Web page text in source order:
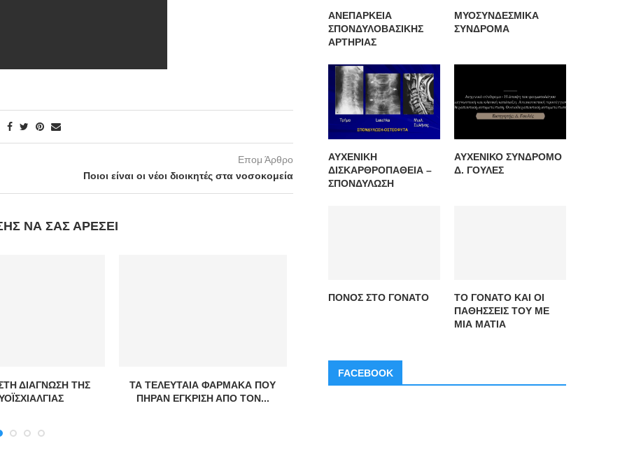
Επομ Άρθρο
Ποιοι είναι οι νέοι διοικητές στα νοσοκομεία
ΝΑ ΣΑΣ ΑΡΈΣΕΙ
ΔΙΑΓΝΩΣΗ ΤΗΣ
ΤΑ ΤΕΛΕΥΤΑΙΑ ΦΑΡΜΑΚΑ ΠΟΥ
ΠΗΡΑΝ ΕΓΚΡΙΣΗ ΑΠΟ ΤΟΝ...
ΘΡΟΜΒΟΠΕΝΙΑ ΑΠΟ ΗΠΑΡΙΝΗ –
ΝΕΕΣ ΘΕΡΑΠΕΙΕΣ ΣΤΗΝ
ΑΝΕΠΑΡΚΕΙΑ
ΣΠΟΝΔΥΛΟΒΑΣΙΚΗΣ
ΑΡΤΗΡΙΑΣ
ΜΥΟΣΥΝΔΕΣΜΙΚΑ
ΣΥΝΔΡΟΜΑ
ΑΥΧΕΝΙΚΗ
ΔΙΣΚΑΡΘΡΟΠΑΘΕΙΑ –
ΣΠΟΝΔΥΛΩΣΗ
ΑΥΧΕΝΙΚΟ ΣΥΝΔΡΟΜΟ
Δ. ΓΟΥΛΕΣ
ΠΟΝΟΣ ΣΤΟ ΓΟΝΑΤΟ
ΤΟ ΓΟΝΑΤΟ ΚΑΙ ΟΙ
ΠΑΘΗΣΣΕΙΣ ΤΟΥ ΜΕ
ΜΙΑ ΜΑΤΙΑ
FACEBOOK